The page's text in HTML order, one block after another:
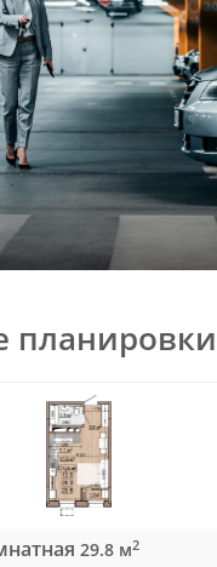
планировки
29.8 м2